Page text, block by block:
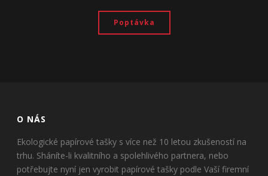
Poptávka
O NÁS
Ekologické papírové tašky s více než 10 letou zkušeností na
trhu. Sháníte-li kvalitního a spolehlivého partnera, nebo
potřebujte nyní jen vyrobit papírové tašky podle Vaší firemní